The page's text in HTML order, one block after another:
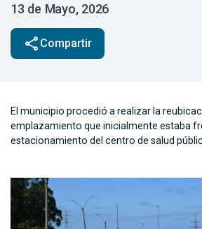
13 de Mayo, 2026
share Compartir
El municipio procedió a realizar la
emplazamiento que inicialmente estaba
estacionamiento del centro de salud